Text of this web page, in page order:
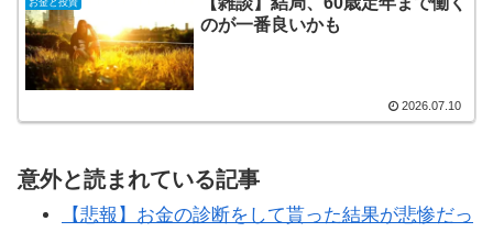
お金と投資
のが一番良いかも
2026.07.10
意外と読まれている記事
【悲報】お金の診断をして貰った結果が悲惨だっ